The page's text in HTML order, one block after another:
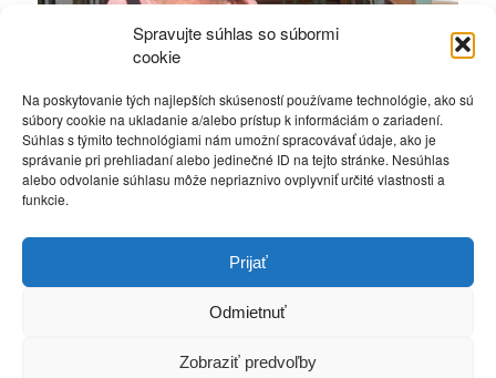
Spravujte súhlas so súbormi
cookie
Na poskytovanie tých najlepších skúseností používame technológie, ako sú
súbory cookie na ukladanie a/alebo prístup k informáciám o zariadení.
Súhlas s týmito technológiami nám umožní spracovávať údaje, ako je
správanie pri prehliadaní alebo jedinečné ID na tejto stránke. Nesúhlas
alebo odvolanie súhlasu môže nepriaznivo ovplyvniť určité vlastnosti a
funkcie.
Prijať
Odmietnuť
Zobraziť predvoľby
S. Moja patrónka na mňa tiež čakala
Sv. Rita oroduj za nás!